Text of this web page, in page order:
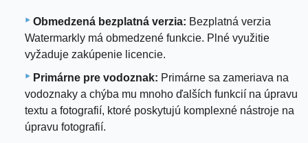
Obmedzená bezplatná verzia: Bezplatná verzia
Watermarkly má obmedzené funkcie. Plné využitie
vyžaduje zakúpenie licencie.
Primárne pre vodoznak: Primárne sa zameriava na
vodoznaky a chýba mu mnoho ďalších funkcií na úpravu
textu a fotografií, ktoré poskytujú komplexné nástroje na
úpravu fotografií.